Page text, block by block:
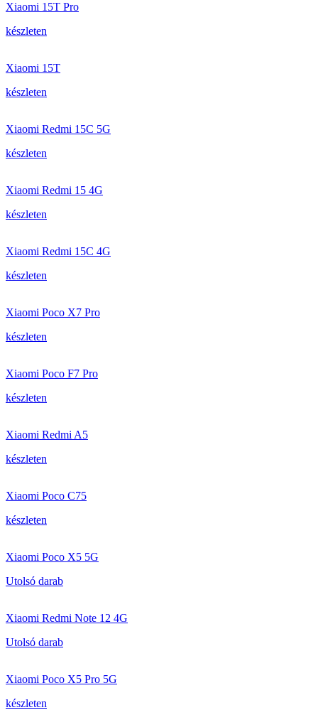
Xiaomi 15T Pro
készleten
Xiaomi 15T
készleten
Xiaomi Redmi 15C 5G
készleten
Xiaomi Redmi 15 4G
készleten
Xiaomi Redmi 15C 4G
készleten
Xiaomi Poco X7 Pro
készleten
Xiaomi Poco F7 Pro
készleten
Xiaomi Redmi A5
készleten
Xiaomi Poco C75
készleten
Xiaomi Poco X5 5G
Utolsó darab
Xiaomi Redmi Note 12 4G
Utolsó darab
Xiaomi Poco X5 Pro 5G
készleten